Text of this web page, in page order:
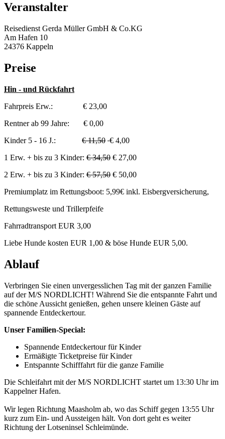
Veranstalter
Reisedienst Gerda Müller GmbH & Co.KG
Am Hafen 10
24376 Kappeln
Preise
Hin - und Rückfahrt
Fahrpreis Erw.: € 23,00
Rentner ab 99 Jahre: € 0,00
Kinder 5 - 16 J.: € 11,50 € 4,00
1 Erw. + bis zu 3 Kinder: € 34,50 € 27,00
2 Erw. + bis zu 3 Kinder: € 57,50 € 50,00
Premiumplatz im Rettungsboot: 5,99€ inkl. Eisbergversicherung,
Rettungsweste und Trillerpfeife
Fahrradtransport EUR 3,00
Liebe Hunde kosten EUR 1,00 & böse Hunde EUR 5,00.
Ablauf
Verbringen Sie einen unvergesslichen Tag mit der ganzen Familie
auf der M/S NORDLICHT! Während Sie die entspannte Fahrt und
die schöne Aussicht genießen, gehen unsere kleinen Gäste auf
spannende Entdeckertour.
Unser Familien-Special:
Spannende Entdeckertour für Kinder
Ermäßigte Ticketpreise für Kinder
Entspannte Schifffahrt für die ganze Familie
Die Schleifahrt mit der M/S NORDLICHT startet um 13:30 Uhr im
Kappelner Hafen.
Wir legen Richtung Maasholm ab, wo das Schiff gegen 13:55 Uhr
kurz zum Ein- und Aussteigen hält. Von dort geht es weiter
Richtung der Lotseninsel Schleimünde.